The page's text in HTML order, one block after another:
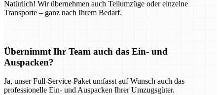
Natürlich! Wir übernehmen auch Teilumzüge oder einzelne
Transporte – ganz nach Ihrem Bedarf.
Übernimmt Ihr Team auch das Ein- und
Auspacken?
Ja, unser Full-Service-Paket umfasst auf Wunsch auch das
professionelle Ein- und Auspacken Ihrer Umzugsgüter.